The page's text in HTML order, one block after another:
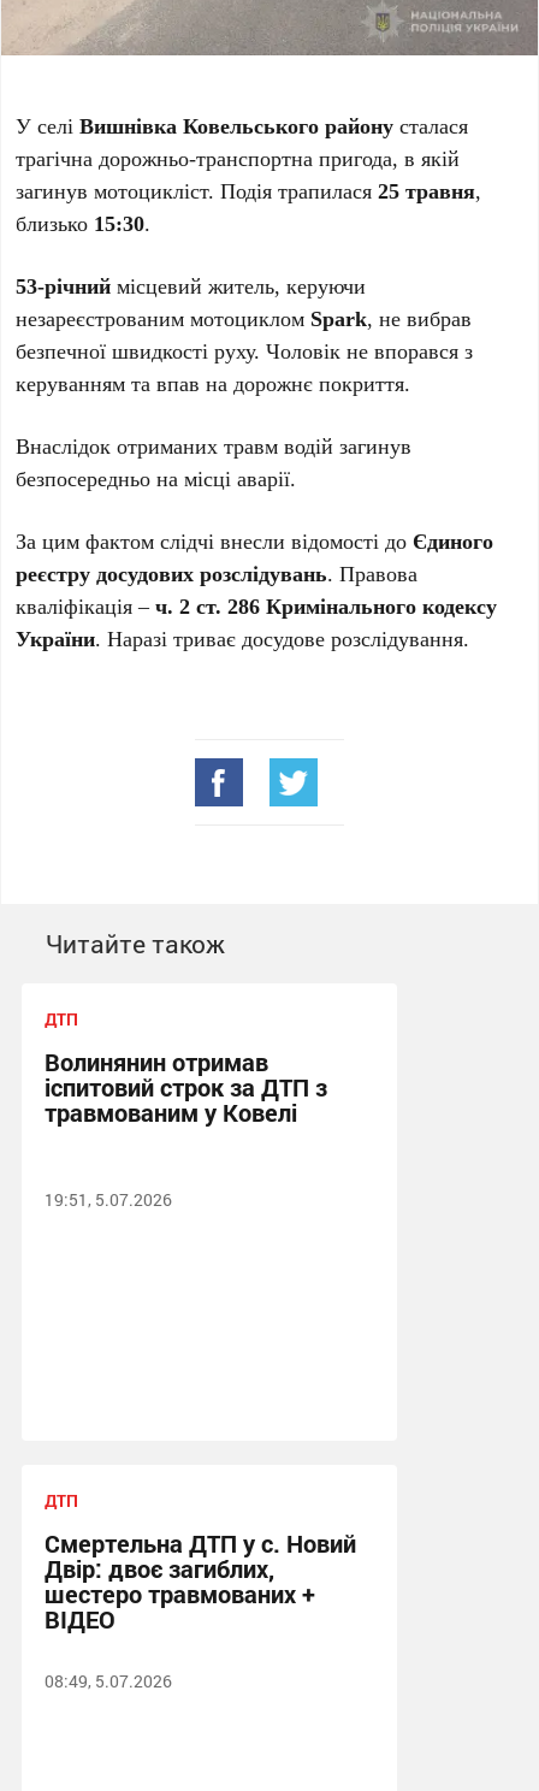
У селіВишнівка Ковельського району сталася
трагічна дорожньо-транспортна пригода, в якій
загинув мотоцикліст. Подія трапилася25 травня,
близько 15:30.
53-річний місцевий житель, керуючи
незареєстрованим мотоциклом Spark, не вибрав
безпечної швидкості руху. Чоловік не впорався з
керуванням та впав на дорожнє покриття.
Внаслідок отриманих травм водій загинув
безпосередньо на місці аварії.
За цим фактом слідчі внесли відомості до Єдиного
реєстру досудових розслідувань. Правова
кваліфікація –ч. 2 ст. 286 Кримінального кодексу
України. Наразі триває досудове розслідування.
Читайте також
ДТП
Волинянин отримав
іспитовий строк за ДТП з
травмованим у Ковелі
19:51, 5.07.2026
ДТП
Смертельна ДТП у с. Новий
Двір: двоє загиблих,
шестеро травмованих +
ВІДЕО
08:49, 5.07.2026